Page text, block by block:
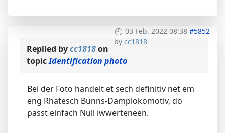
03 Feb. 2022 08:38 #5852
by cc1818
Replied bycc1818on
topicIdentification photo
Bei der Foto handelt et sech definitiv net em
eng Rhätesch Bunns-Damplokomotiv, do
passt einfach Null iwwerteneen.